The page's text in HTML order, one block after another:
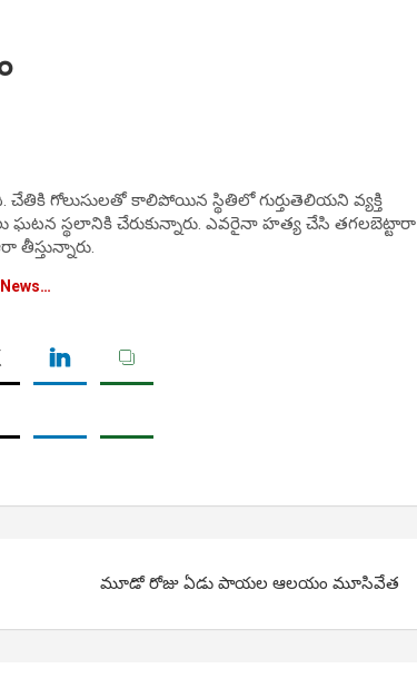
చేతికి గోలుసులతో కాలిపోయిన స్థితిలో గుర్తుతెలియని వ్యక్తి
ఘటన స్థలానికి చేరుకున్నారు. ఎవరైనా హత్య చేసి తగలబెట్టారా
తీస్తున్నారు.
మూడో రోజు ఏడు పాయల ఆలయం మూసివేత